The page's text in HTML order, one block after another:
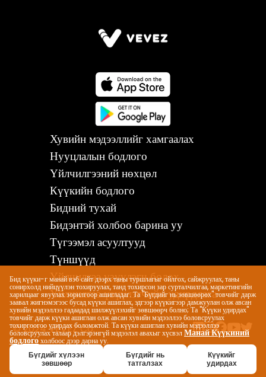
Бид күүки-г манай вэб сайт дээрх таны туршлагыг ойлгох, сайжруулах, таны
сонирхолд нийцүүлэн тохируулах, танд тохирсон зар сурталчилгаа, маркетингийн
харилцааг явуулах зорилгоор ашигладаг. Та "Бүгдийг нь зөвшөөрөх" товчийг дарж
заавал жигнэмэгээс бусад күүки ашиглах, эдгээр күүкигээр дамжуулан олж авсан
хувийн мэдээллээ гадаадад шилжүүлэхийг зөвшөөрч болно; Та "Күүки удирдах"
товчийг дарж күүки ашиглан олж авсан хувийн мэдээллээ боловсруулах
тохиргоогоо удирдах боломжтой. Та күүки ашиглан хувийн мэдээллээ
боловсруулах талаар дэлгэрэнгүй мэдээлэл авахыг хүсвэлМанай Күүкиний
бодлогохолбоос дээр дарна уу.
Бүгдийг хүлээн
зөвшөөр
Бүгдийг нь
татгалзах
Күүкийг
удирдах
Хувийн мэдээллийг хамгаалах
Нууцлалын бодлого
Үйлчилгээний нөхцөл
Күүкийн бодлого
Бидний тухай
Бидэнтэй холбоо барина уу
Түгээмэл асуултууд
Түншүүд
Үйлчилгээ үзүүлэгч болох
Үйлчилгээ үзүүлэгчийн удирдлага
© 2024 VEVEZ Co.